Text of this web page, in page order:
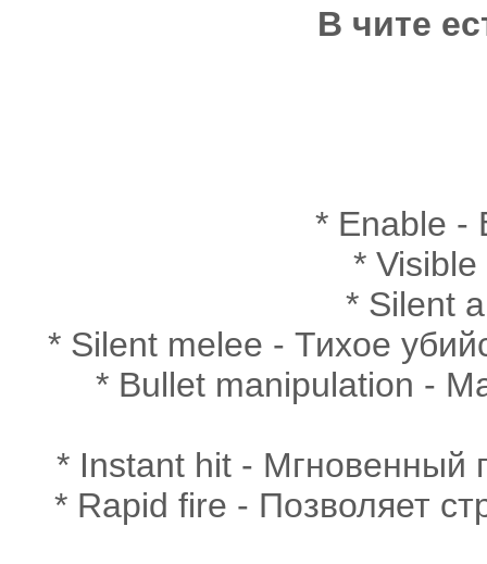
В чите
* Enable -
*
* Silent
* Silent melee - Тихое
* Bullet manipulation -
* Instant hit - Мгновенный
* Rapid fire - Позволяет